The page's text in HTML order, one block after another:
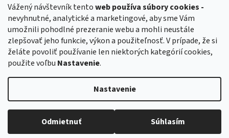
Vážený návštevník tentoweb používasúbory cookies -
nevyhnutné, analytické a marketingové, aby sme Vám
umožnili pohodlné prezeranie webu a mohli neustále
zlepšovať jeho funkcie, výkon a použiteľnosť. V prípade, že si
želáte povoliť používanie len niektorých kategórií cookies,
použite voľbu Nastavenie.
Nastavenie
Odmietnuť Súhlasím
+421 903 144 673
Copyright 2026ZuziHračky.sk. Všetky práva vyhradené.Upraviť
nastavenie cookies